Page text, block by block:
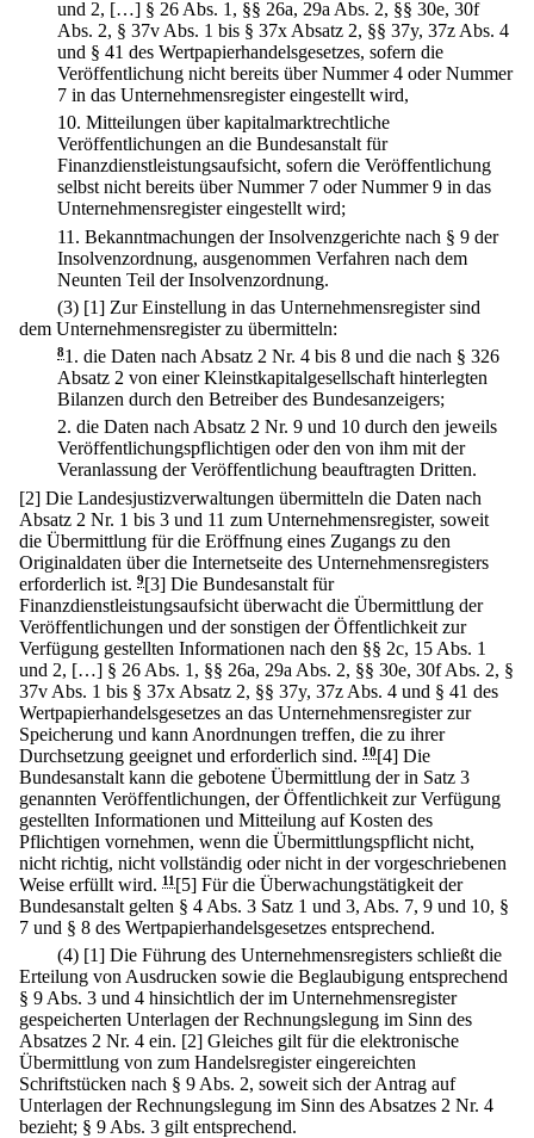
und 2, […] § 26 Abs. 1, §§ 26a, 29a Abs. 2, §§ 30e, 30f
Abs. 2, § 37v Abs. 1 bis § 37x Absatz 2, §§ 37y, 37z Abs. 4
und § 41 des Wertpapierhandelsgesetzes, sofern die
Veröffentlichung nicht bereits über Nummer 4 oder Nummer
7 in das Unternehmensregister eingestellt wird,
10. Mitteilungen über kapitalmarktrechtliche
Veröffentlichungen an die Bundesanstalt für
Finanzdienstleistungsaufsicht, sofern die Veröffentlichung
selbst nicht bereits über Nummer 7 oder Nummer 9 in das
Unternehmensregister eingestellt wird;
11. Bekanntmachungen der Insolvenzgerichte nach § 9 der
Insolvenzordnung, ausgenommen Verfahren nach dem
Neunten Teil der Insolvenzordnung.
(3) [1] Zur Einstellung in das Unternehmensregister sind
dem Unternehmensregister zu übermitteln:
81. die Daten nach Absatz 2 Nr. 4 bis 8 und die nach § 326
Absatz 2 von einer Kleinstkapitalgesellschaft hinterlegten
Bilanzen durch den Betreiber des Bundesanzeigers;
2. die Daten nach Absatz 2 Nr. 9 und 10 durch den jeweils
Veröffentlichungspflichtigen oder den von ihm mit der
Veranlassung der Veröffentlichung beauftragten Dritten.
[2] Die Landesjustizverwaltungen übermitteln die Daten nach
Absatz 2 Nr. 1 bis 3 und 11 zum Unternehmensregister, soweit
die Übermittlung für die Eröffnung eines Zugangs zu den
Originaldaten über die Internetseite des Unternehmensregisters
erforderlich ist. 9[3] Die Bundesanstalt für
Finanzdienstleistungsaufsicht überwacht die Übermittlung der
Veröffentlichungen und der sonstigen der Öffentlichkeit zur
Verfügung gestellten Informationen nach den §§ 2c, 15 Abs. 1
und 2, […] § 26 Abs. 1, §§ 26a, 29a Abs. 2, §§ 30e, 30f Abs. 2, §
37v Abs. 1 bis § 37x Absatz 2, §§ 37y, 37z Abs. 4 und § 41 des
Wertpapierhandelsgesetzes an das Unternehmensregister zur
Speicherung und kann Anordnungen treffen, die zu ihrer
Durchsetzung geeignet und erforderlich sind. 10[4] Die
Bundesanstalt kann die gebotene Übermittlung der in Satz 3
genannten Veröffentlichungen, der Öffentlichkeit zur Verfügung
gestellten Informationen und Mitteilung auf Kosten des
Pflichtigen vornehmen, wenn die Übermittlungspflicht nicht,
nicht richtig, nicht vollständig oder nicht in der vorgeschriebenen
Weise erfüllt wird. 11 [5] Für die Überwachungstätigkeit der
Bundesanstalt gelten § 4 Abs. 3 Satz 1 und 3, Abs. 7, 9 und 10, §
7 und § 8 des Wertpapierhandelsgesetzes entsprechend.
(4) [1] Die Führung des Unternehmensregisters schließt die
Erteilung von Ausdrucken sowie die Beglaubigung entsprechend
§ 9 Abs. 3 und 4 hinsichtlich der im Unternehmensregister
gespeicherten Unterlagen der Rechnungslegung im Sinn des
Absatzes 2 Nr. 4 ein. [2] Gleiches gilt für die elektronische
Übermittlung von zum Handelsregister eingereichten
Schriftstücken nach § 9 Abs. 2, soweit sich der Antrag auf
Unterlagen der Rechnungslegung im Sinn des Absatzes 2 Nr. 4
bezieht; § 9 Abs. 3 gilt entsprechend.